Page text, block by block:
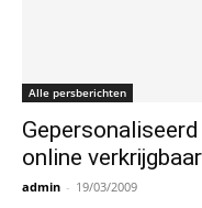
Alle persberichten
online verkrijgbaar
admin - 19/03/2009